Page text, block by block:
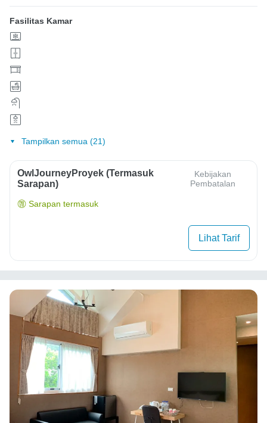
Fasilitas Kamar
Tampilkan semua (21)
OwlJourneyProyek (Termasuk
Sarapan)
Kebijakan
Pembatalan
Sarapan termasuk
Lihat Tarif